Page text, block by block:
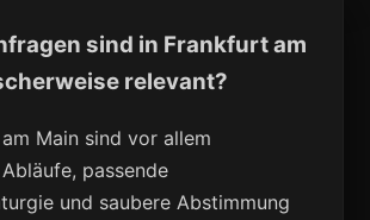
sind in Frankfurt am
relevant?
Main sind vor allem
passende
und saubere Abstimmung